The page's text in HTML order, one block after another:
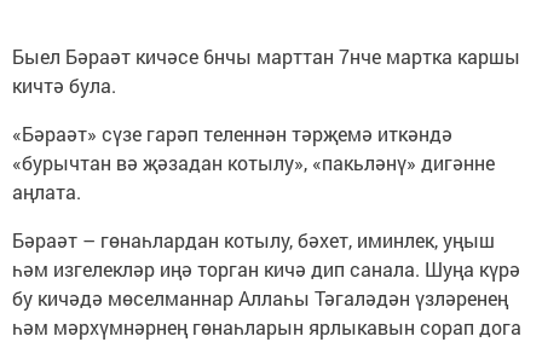
Быел Бәраәт кичәсе 6нчы марттан 7нче мартка каршы
кичтә була.
«Бәраәт» сүзе гарәп теленнән тәрҗемә иткәндә
«бурычтан вә җәзадан котылу», «пакьләнү» дигәнне
аңлата.
Бәраәт – гөнаһлардан котылу, бәхет, иминлек, уңыш
һәм изгелекләр иңә торган кичә дип санала. Шуңа күрә
бу кичәдә мөселманнар Аллаһы Тәгаләдән үзләренең
һәм мәрхүмнәрнең гөнаһларын ярлыкавын сорап дога